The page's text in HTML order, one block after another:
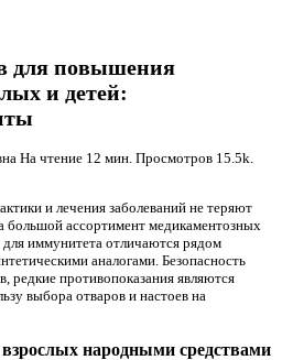
для повышения
и детей:
На чтение 12 мин. Просмотров 15.5k.
и лечения заболеваний не теряют
большой ассортимент медикаментозных
иммунитета отличаются рядом
аналогами. Безопасность
редкие противопоказания являются
выбора отваров и настоев на
народными средствами